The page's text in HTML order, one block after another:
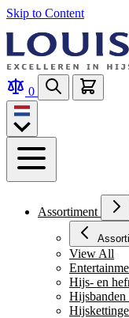
Skip to Content
0
Assortiment
View All
Hijs- en
Hijsbanden